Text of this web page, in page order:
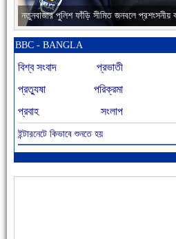
নতুনবাজার পুলিশ ফাঁড়ি সীমিত জনবলে প্রশংসনীয়
আজ বিশিষ্ট শিক্ষাবিদ এ.টি. আহমেদ হোসাইন
BBC - BANGLA
বিশ্ব সংবাদ
প্রভাতী
প্রত্যুষা
পরিক্রমা
প্রবাহ
সংলাপ
ইন্টারনেটে কিভাবে শুনতে হয়